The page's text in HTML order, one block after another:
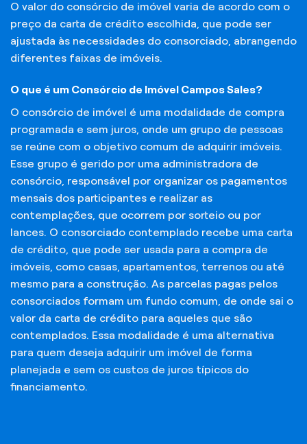
O valor do consórcio de imóvel varia de acordo com o
preço da carta de crédito escolhida, que pode ser
ajustada às necessidades do consorciado, abrangendo
diferentes faixas de imóveis.
O que é um Consórcio de Imóvel Campos Sales?
O consórcio de imóvel é uma modalidade de compra
programada e sem juros, onde um grupo de pessoas
se reúne com o objetivo comum de adquirir imóveis.
Esse grupo é gerido por uma administradora de
consórcio, responsável por organizar os pagamentos
mensais dos participantes e realizar as
contemplações, que ocorrem por sorteio ou por
lances. O consorciado contemplado recebe uma carta
de crédito, que pode ser usada para a compra de
imóveis, como casas, apartamentos, terrenos ou até
mesmo para a construção. As parcelas pagas pelos
consorciados formam um fundo comum, de onde sai o
valor da carta de crédito para aqueles que são
contemplados. Essa modalidade é uma alternativa
para quem deseja adquirir um imóvel de forma
planejada e sem os custos de juros típicos do
financiamento.